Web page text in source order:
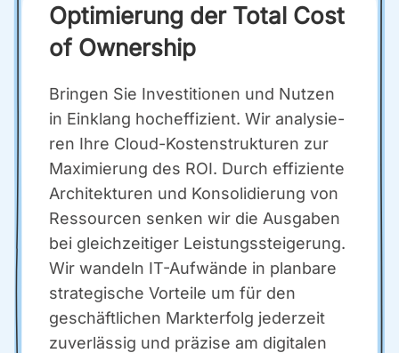
Opti­mie­rung der Total Cost
of Owner­ship
Brin­gen Sie Inves­ti­tio­nen und Nut­zen
in Ein­klang hoch­ef­fi­zi­ent. Wir ana­ly­sie­
ren Ihre Cloud-Kos­ten­struk­tu­ren zur
Maxi­mie­rung des ROI. Durch effi­zi­en­te
Archi­tek­tu­ren und Kon­so­li­die­rung von
Res­sour­cen sen­ken wir die Aus­ga­ben
bei gleich­zei­ti­ger Leis­tungs­stei­ge­rung.
Wir wan­deln IT-Auf­wän­de in plan­ba­re
stra­te­gi­sche Vor­tei­le um für den
geschäft­li­chen Markt­er­folg jeder­zeit
zuver­läs­sig und prä­zi­se am digi­ta­len